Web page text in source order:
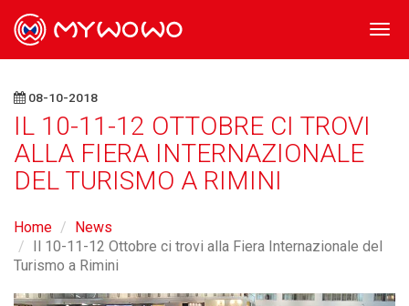
08-10-2018
IL 10-11-12 OTTOBRE CI TROVI
ALLA FIERA INTERNAZIONALE
DEL TURISMO A RIMINI
Home
News
Il 10-11-12 Ottobre ci trovi alla Fiera Internazionale del
Turismo a Rimini